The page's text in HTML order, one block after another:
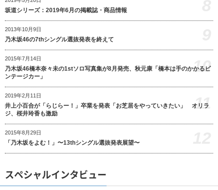
坂道シリーズ：2019年6月の掲載誌・商品情報
2013年10月9日
乃木坂46の7thシングル選抜発表を終えて
2015年7月14日
乃木坂46橋本奈々未の1stソロ写真集が8月発売、秋元康「橋本は手のかかるビ
ンテージカー」
10
2019年2月11日
井上小百合が「らじらー！」卒業を発表「お芝居をやっていきたい」 オリラ
ジ、桜井玲香も激励
11
2015年8月29日
「乃木坂をよむ！」〜13thシングル選抜発表展望〜
スペシャルインタビュー